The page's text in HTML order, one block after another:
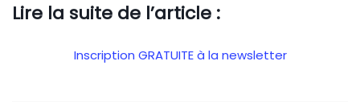
Lire la suite de l’article :
Inscription GRATUITE à la newsletter